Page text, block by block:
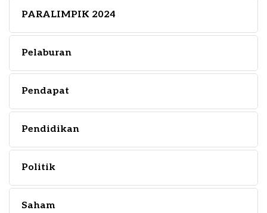
PARALIMPIK 2024
Pelaburan
Pendapat
Pendidikan
Politik
Saham